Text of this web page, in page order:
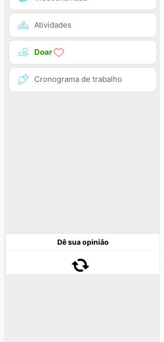
Atividades
Doar
Cronograma de trabalho
Dê sua opinião